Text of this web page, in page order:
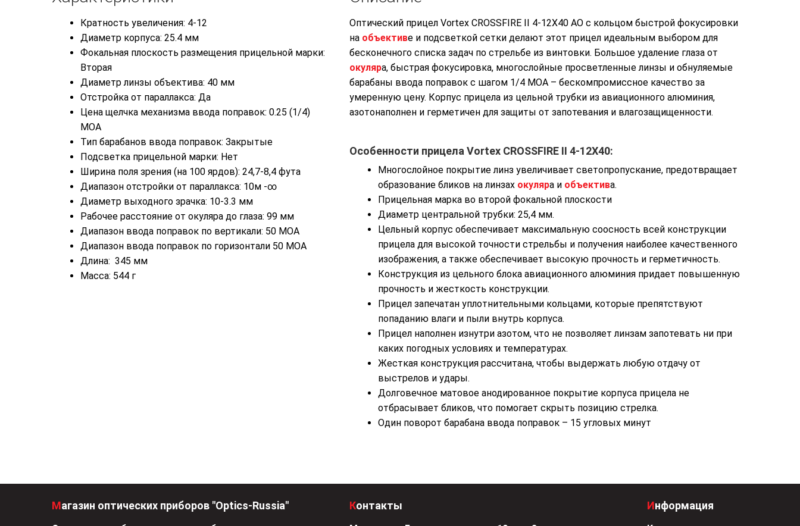
Кратность увеличения: 4-12
Диаметр корпуса: 25.4 мм
Фокальная плоскость размещения прицельной марки:
Вторая
Диаметр линзы объектива: 40 мм
Отстройка от параллакса: Да
Цена щелчка механизма ввода поправок: 0.25 (1/4)
MOA
Тип барабанов ввода поправок: Закрытые
Подсветка прицельной марки: Нет
Ширина поля зрения (на 100 ярдов): 24,7-8,4 фута
Диапазон отстройки от параллакса: 10м -∞
Диаметр выходного зрачка: 10-3.3 мм
Рабочее расстояние от окуляра до глаза: 99 мм
Диапазон ввода поправок по вертикали: 50 MOA
Диапазон ввода поправок по горизонтали 50 MOA
Длина: 345 мм
Масса: 544 г
Оптический прицел Vortex CROSSFIRE II 4-12X40 AO c кольцом быстрой фокусировки
на объективе и подсветкой сетки делают этот прицел идеальным выбором для
бесконечного списка задач по стрельбе из винтовки. Большое удаление глаза от
окуляра, быстрая фокусировка, многослойные просветленные линзы и обнуляемые
барабаны ввода поправок с шагом 1/4 MOA – бескомпромиссное качество за
умеренную цену. Корпус прицела из цельной трубки из авиационного алюминия,
азотонаполнен и герметичен для защиты от запотевания и влагозащищенности.
Особенности прицела Vortex CROSSFIRE II 4-12X40:
Многослойное покрытие линз увеличивает светопропускание, предотвращает
образование бликов на линзах окуляра и объектива.
Прицельная марка во второй фокальной плоскости
Диаметр центральной трубки: 25,4 мм.
Цельный корпус обеспечивает максимальную соосность всей конструкции
прицела для высокой точности стрельбы и получения наиболее качественного
изображения, а также обеспечивает высокую прочность и герметичность.
Конструкция из цельного блока авиационного алюминия придает повышенную
прочность и жесткость конструкции.
Прицел запечатан уплотнительными кольцами, которые препятствуют
попаданию влаги и пыли внутрь корпуса.
Прицел наполнен изнутри азотом, что не позволяет линзам запотевать ни при
каких погодных условиях и температурах.
Жесткая конструкция рассчитана, чтобы выдержать любую отдачу от
выстрелов и удары.
Долговечное матовое анодированное покрытие корпуса прицела не
отбрасывает бликов, что помогает скрыть позицию стрелка.
Один поворот барабана ввода поправок – 15 угловых минут
Магазин оптических приборов "Optics-Russia" Контакты Информация